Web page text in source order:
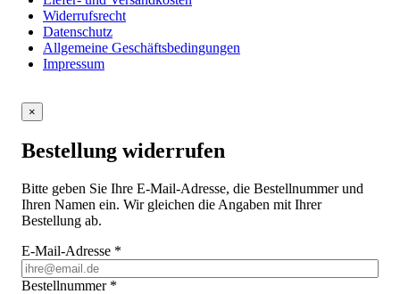
Widerrufsrecht
Datenschutz
Allgemeine Geschäftsbedingungen
Impressum
×
Bestellung widerrufen
Bitte geben Sie Ihre E-Mail-Adresse, die Bestellnummer und
Ihren Namen ein. Wir gleichen die Angaben mit Ihrer
Bestellung ab.
E-Mail-Adresse *
Bestellnummer *